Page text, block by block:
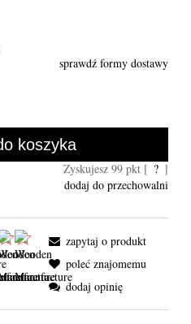
kosztów płatnościsprawdź formy dostawy
koszyka
Zyskujesz 99pkt [ ? ]
dodaj do przechowalni
zapytaj o produkt
poleć znajomemu
dodaj opinię